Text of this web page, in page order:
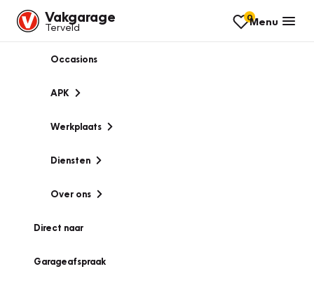
Vakgarage
Terveld
0Menu
Occasions
APK
Werkplaats
Diensten
Over ons
Direct naar
Garageafspraak